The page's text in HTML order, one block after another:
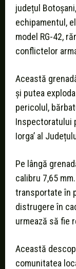
județul
echipamentul,
model RG-42,
conflictelor
Această
și putea
pericolul,
Inspectoratului
Iorga’ al
Pe lângă
calibru 7,65
transportate în
distrugere în
urmează să fie
Această
comunitatea